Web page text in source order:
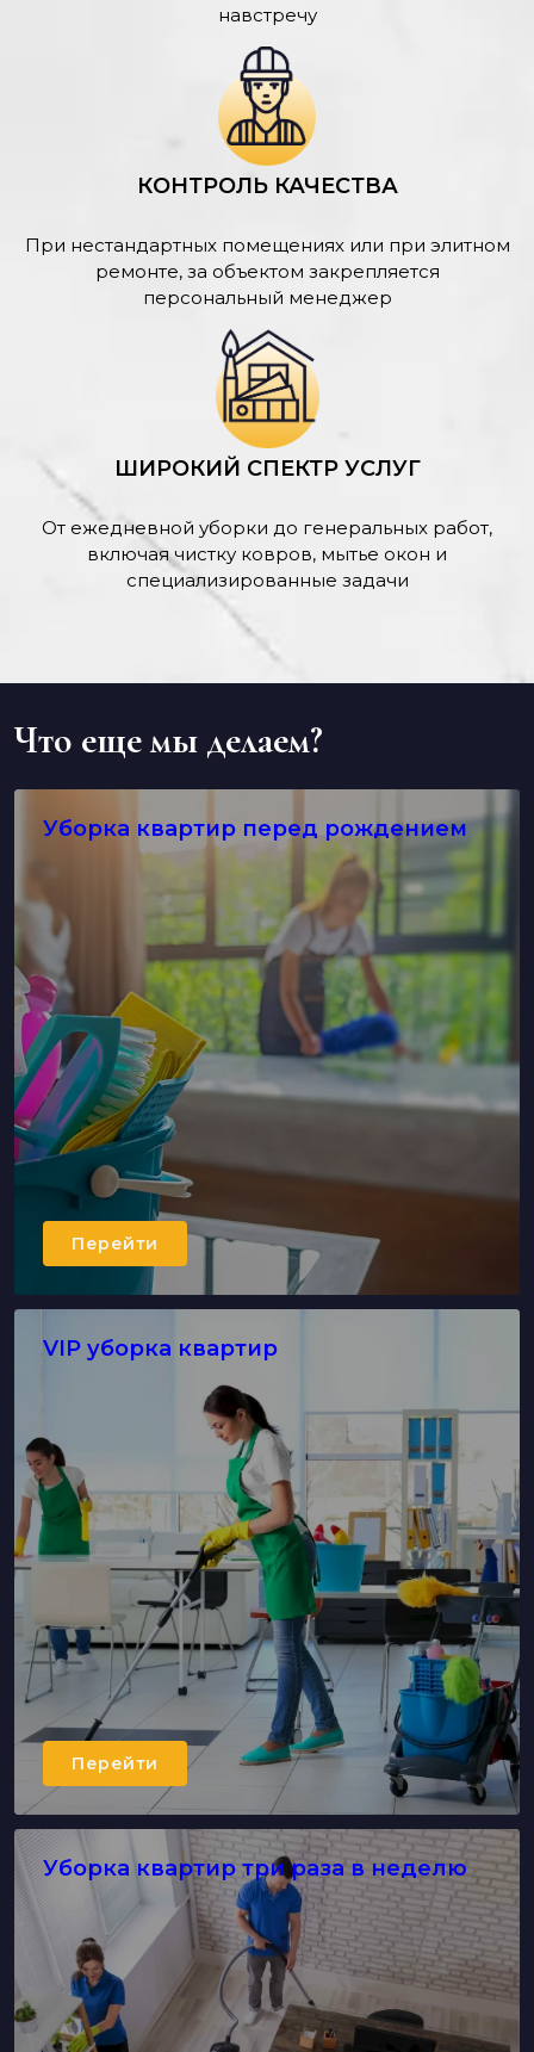
навстречу
КОНТРОЛЬ КАЧЕСТВА
При нестандартных помещениях или при элитном
ремонте, за объектом закрепляется
персональный менеджер
ШИРОКИЙ СПЕКТР УСЛУГ
От ежедневной уборки до генеральных работ,
включая чистку ковров, мытье окон и
специализированные задачи
Что еще мы делаем?
Уборка квартир перед рождением
Перейти
VIP уборка квартир
Перейти
Уборка квартир три раза в неделю